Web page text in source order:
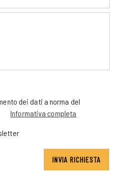
dei dati a norma del
Informativa completa
INVIA RICHIESTA